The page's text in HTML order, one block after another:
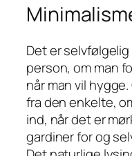
Det er
person, om man
når man vil
fra den enkelte,
ind, når det er
gardiner for og